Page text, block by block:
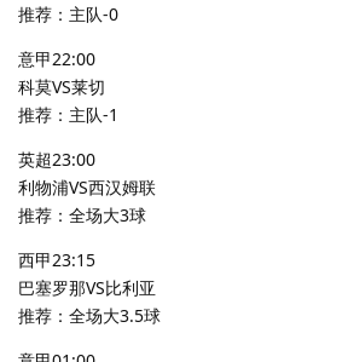
推荐：主队-0
意甲22:00
科莫VS莱切
推荐：主队-1
英超23:00
利物浦VS西汉姆联
推荐：全场大3球
西甲23:15
巴塞罗那VS比利亚
推荐：全场大3.5球